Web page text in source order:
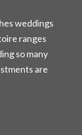
weddings
ranges
so many
are